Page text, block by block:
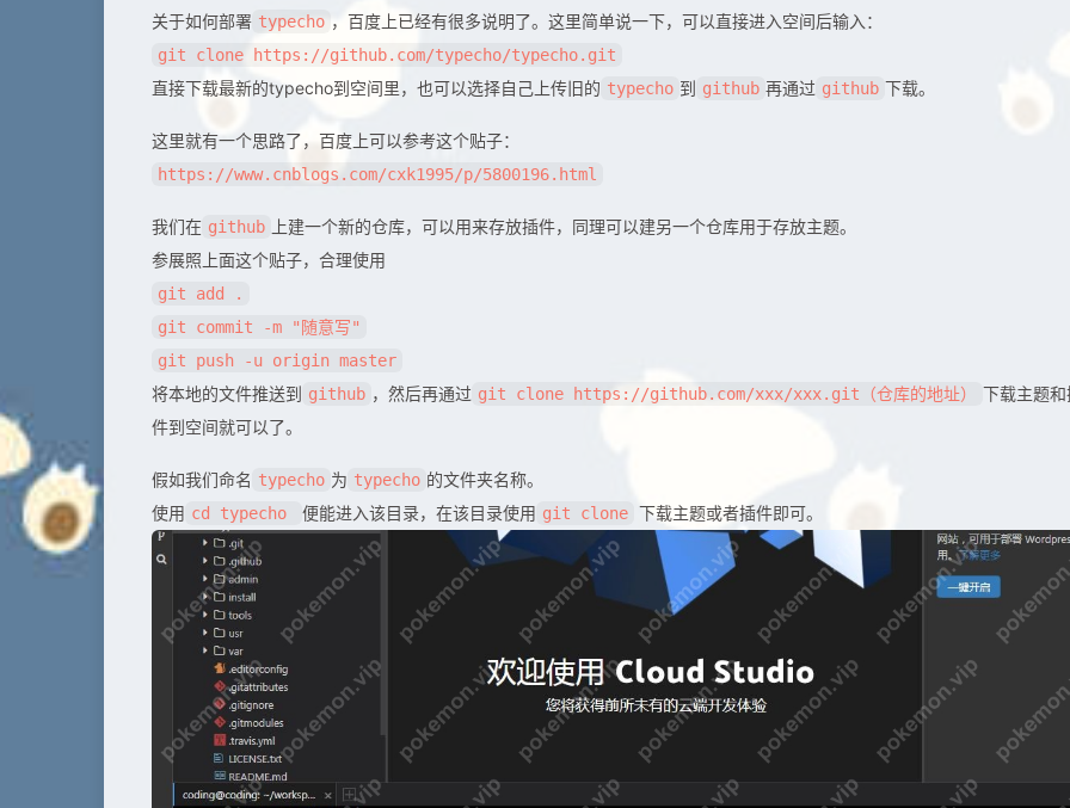
关于如何部署 typecho ，百度上已经有很多说明了。这里简单说一下，可以直接进入空间后输入：
git clone https://github.com/typecho/typecho.git
直接下载最新的typecho到空间里，也可以选择自己上传旧的 typecho 到 github 再通过 github 下载。
这里就有一个思路了，百度上可以参考这个贴子：
https://www.cnblogs.com/cxk1995/p/5800196.html
我们在 github
上建一个新的仓库，可以用来存放插件，同理可以建另一个仓库用于存放主题。
参展照上面这个贴子，合理使用
git add .
git commit -m "随意写"
git push -u origin master
将本地的文件推送到 github ，然后再通过 git clone https://github.com/xxx/xxx.git（仓库的地址）
下载主题和
件到空间就可以了。
假如我们命名 typecho 为 typecho 的文件夹名称。
使用 cd typecho 便能进入该目录，在该目录使用 git clone 下载主题或者插件即可。